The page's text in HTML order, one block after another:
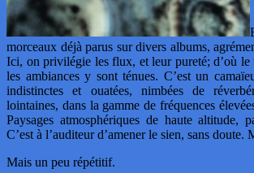
morceaux déjà parus sur divers albums,
Ici, on privilégie les flux, et leur pureté; d’où
les ambiances y sont ténues. C’est un
indistinctes et ouatées, nimbées de
lointaines, dans la gamme de fréquences
Paysages atmosphériques de haute altitude,
C’est à l’auditeur d’amener le sien, sans
Mais un peu répétitif.